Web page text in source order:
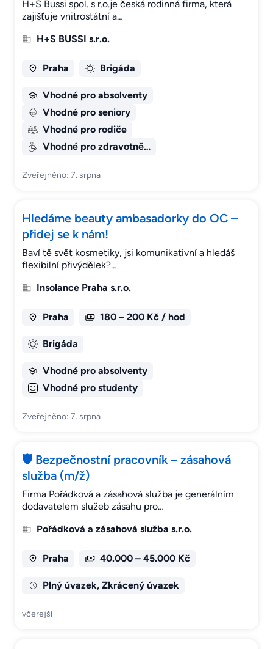
H+S Bussi spol. s r.o.je česká rodinná firma, která
zajišťuje vnitrostátní a…
H+S BUSSI s.r.o.
Praha Brigáda
Vhodné pro absolventy
Vhodné pro seniory
Vhodné pro rodiče
Vhodné pro zdravotně…
Zveřejněno: 7. srpna
Hledáme beauty ambasadorky do OC –
přidej se k nám!
Baví tě svět kosmetiky, jsi komunikativní a hledáš
flexibilní přivýdělek?…
Insolance Praha s.r.o.
Praha 180 – 200 Kč / hod
Brigáda
Vhodné pro absolventy
Vhodné pro studenty
Zveřejněno: 7. srpna
🛡️ Bezpečnostní pracovník – zásahová
služba (m/ž)
Firma Pořádková a zásahová služba je generálním
dodavatelem služeb zásahu pro…
Pořádková a zásahová služba s.r.o.
Praha 40.000 – 45.000 Kč
Plný úvazek, Zkrácený úvazek
včerejší